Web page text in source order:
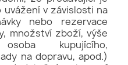
uvážení v závislosti na
nebo rezervace
množství zboží, výše
kupujícího,
na dopravu, apod.)